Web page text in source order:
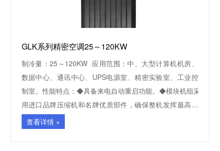
冷剂，制冷剂经由制冷系统管道输送到室外，通过冷凝器
将热量散播到室外环境中。 空调扩展型号功能说明：
（制冷+加热功能：H）、（制冷+加湿功能：C）、（制冷
+加热+加湿功能：P）。
GLK系列精密空调25～120KW
制冷量：25～120KW 应用范围：中、大型计算机机房、
数据中心、通讯中心、UPS电源室、精密实验室、工业控
制室。性能特点：◆具备来电自动重启功能。◆模块机组采
用进口品牌压缩机和名牌优质部件，确保整机发挥最高效
能◆高显热比设计，机组显热比高于90%◆机组制冷量大占
地面积小，可正面维护◆机组搬运便捷，可现场拆分、组
装，解决现场对机组尺寸限制的问题◆机组可紧靠或分散
查看详情 +